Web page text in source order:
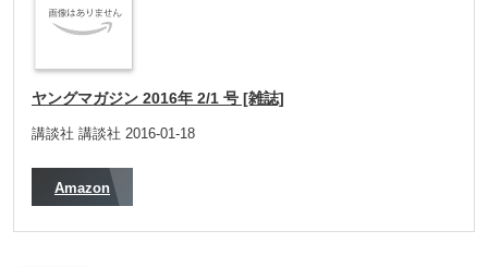
ヤングマガジン 2016年 2/1 号 [雑誌]
講談社 講談社 2016-01-18
Amazon